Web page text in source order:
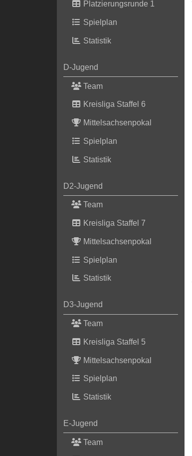
Platzierungsrunde 1
Spielplan
Statistik
D-Jugend
Team
Kreisliga Staffel 6
Mittelsachsenpokal
Spielplan
Statistik
D2-Jugend
Team
Kreisliga Staffel 7
Mittelsachsenpokal
Spielplan
Statistik
D3-Jugend
Team
Kreisliga Staffel 5
Mittelsachsenpokal
Spielplan
Statistik
E-Jugend
Team